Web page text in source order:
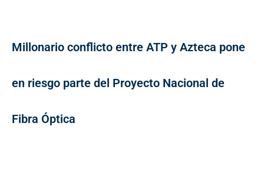
Millonario conflicto entre ATP y Azteca pone
en riesgo parte del Proyecto Nacional de
Fibra Óptica